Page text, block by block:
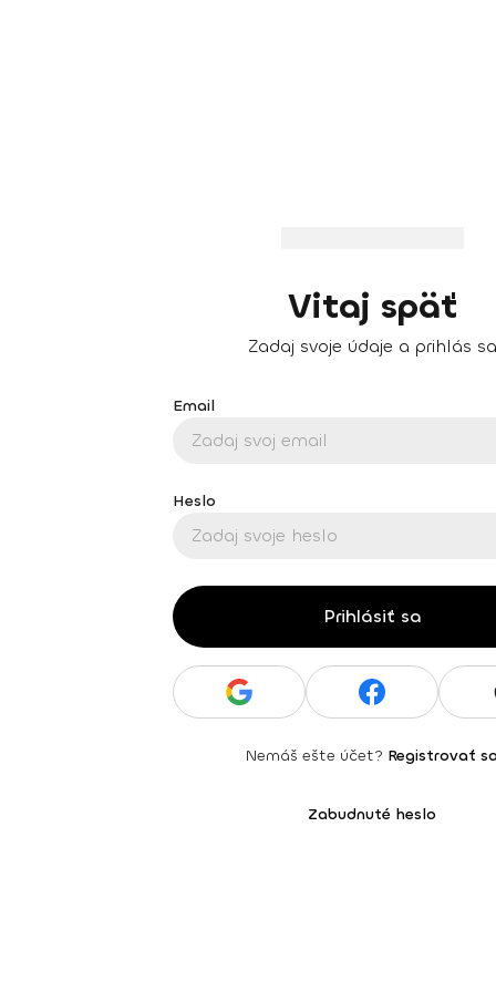
Vitaj späť
Zadaj svoje údaje a prihlás sa
Email
Heslo
Prihlásiť sa
Nemáš ešte účet? Registrovať
Zabudnuté heslo